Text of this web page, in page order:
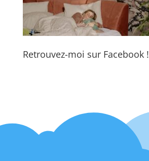
Retrouvez-moi sur Facebook !